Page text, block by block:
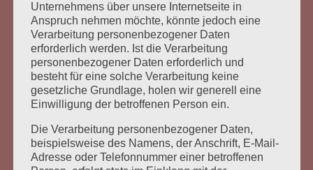
Kontakt
Leitung: HP Christina Peitz
Büro: Alpenstrasse 22
82152 Krailling
Tel.: 089 – 38 15 77 990
Fax: 089 – 38 15 77 999
Unternehmens über unsere Internetseite in
Anspruch nehmen möchte, könnte jedoch eine
Verarbeitung personenbezogener Daten
erforderlich werden. Ist die Verarbeitung
personenbezogener Daten erforderlich und
besteht für eine solche Verarbeitung keine
gesetzliche Grundlage, holen wir generell eine
Einwilligung der betroffenen Person ein.
Die Verarbeitung personenbezogener Daten,
beispielsweise des Namens, der Anschrift, E-Mail-
Adresse oder Telefonnummer einer betroffenen